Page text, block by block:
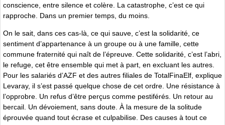
conscience, entre silence et colère. La catastrophe, c’est ce qui
rapproche. Dans un premier temps, du moins.
On le sait, dans ces cas-là, ce qui sauve, c’est la solidarité, ce
sentiment d’appartenance à un groupe ou à une famille, cette
commune fraternité qui naît de l’épreuve. Cette solidarité, c’est l’abri,
le refuge, cet être ensemble qui met à part, en excluant les autres.
Pour les salariés d’AZF et des autres filiales de TotalFinaElf, explique
Levaray, il s’est passé quelque chose de cet ordre. Une résistance à
l’opprobre. Un refus d’être perçus comme pestiférés. Un retour au
bercail. Un dévoiement, sans doute. À la mesure de la solitude
éprouvée quand tout écrase et culpabilise. Des causes à tout ce